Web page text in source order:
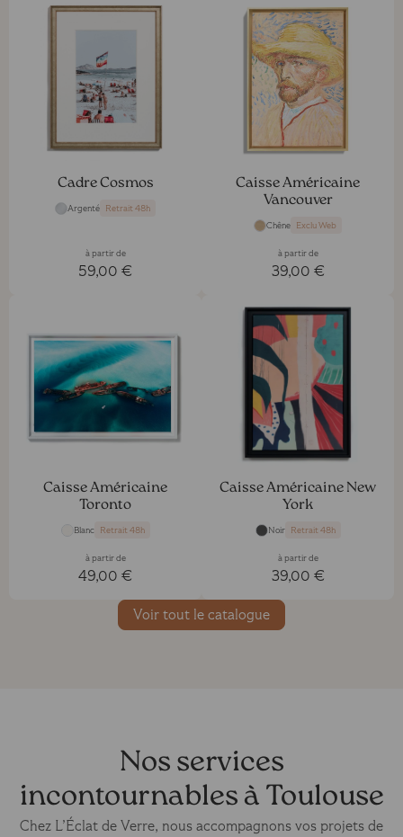
Cadre Cosmos
Argenté Retrait 48h
à partir de
59,00 €
Caisse Américaine
Vancouver
Chêne Exclu Web
à partir de
39,00 €
Caisse Américaine
Toronto
Blanc Retrait 48h
à partir de
49,00 €
Caisse Américaine New
York
Noir Retrait 48h
à partir de
39,00 €
Voir tout le catalogue
Nos services
incontournables à Toulouse
Chez L’Éclat de Verre, nous accompagnons vos projets de